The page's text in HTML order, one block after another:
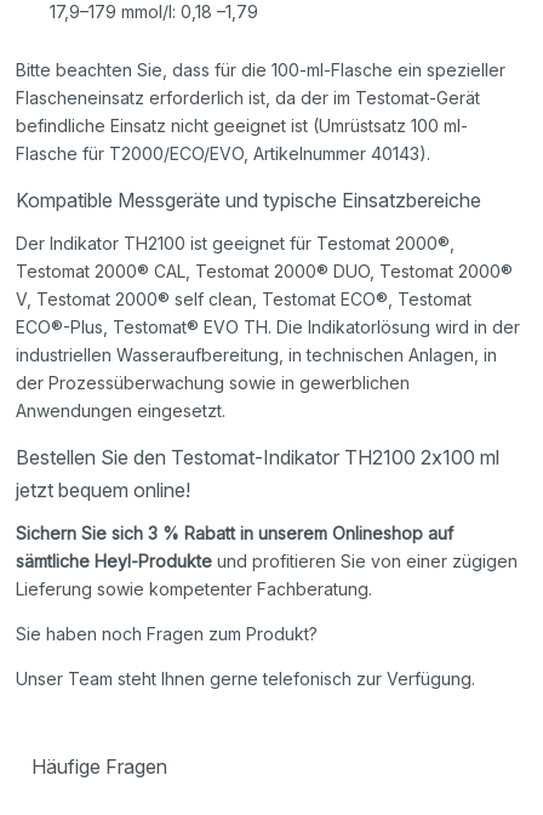
17,9–179 mmol/l: 0,18 –1,79
Bitte beachten Sie, dass für die 100-ml-Flasche ein spezieller
Flascheneinsatz erforderlich ist, da der im Testomat-Gerät
befindliche Einsatz nicht geeignet ist (Umrüstsatz 100 ml-
Flasche für T2000/ECO/EVO, Artikelnummer 40143).
Kompatible Messgeräte und typische Einsatzbereiche
Der Indikator TH2100 ist geeignet für Testomat 2000®,
Testomat 2000® CAL, Testomat 2000® DUO, Testomat 2000®
V, Testomat 2000® self clean, Testomat ECO®, Testomat
ECO®-Plus, Testomat® EVO TH. Die Indikatorlösung wird in der
industriellen Wasseraufbereitung, in technischen Anlagen, in
der Prozessüberwachung sowie in gewerblichen
Anwendungen eingesetzt.
Bestellen Sie den Testomat-Indikator TH2100 2x100 ml
jetzt bequem online!
Sichern Sie sich 3 % Rabatt in unserem Onlineshop auf
sämtliche Heyl-Produkte und profitieren Sie von einer zügigen
Lieferung sowie kompetenter Fachberatung.
Sie haben noch Fragen zum Produkt?
Unser Team steht Ihnen gerne telefonisch zur Verfügung.
Häufige Fragen